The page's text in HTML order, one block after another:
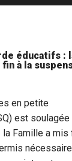
éducatifs :
à la
en petite
est soulagée
la Famille a mis